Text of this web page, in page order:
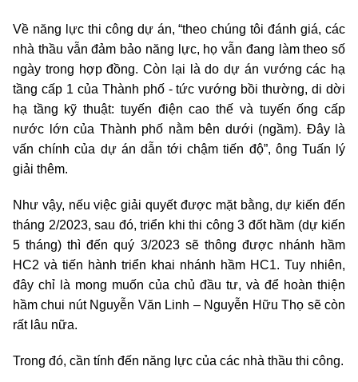
Về năng lực thi công dự án, “theo chúng tôi đánh giá, các
nhà thầu vẫn đảm bảo năng lực, họ vẫn đang làm theo số
ngày trong hợp đồng. Còn lại là do dự án vướng các hạ
tầng cấp 1 của Thành phố - tức vướng bồi thường, di dời
hạ tầng kỹ thuật: tuyến điện cao thế và tuyến ống cấp
nước lớn của Thành phố nằm bên dưới (ngầm). Đây là
vấn chính của dự án dẫn tới chậm tiến độ”, ông Tuấn lý
giải thêm.
Như vậy, nếu việc giải quyết được mặt bằng, dự kiến đến
tháng 2/2023, sau đó, triển khi thi công 3 đốt hầm (dự kiến
5 tháng) thì đến quý 3/2023 sẽ thông được nhánh hầm
HC2 và tiến hành triển khai nhánh hầm HC1. Tuy nhiên,
đây chỉ là mong muốn của chủ đầu tư, và để hoàn thiện
hầm chui nút Nguyễn Văn Linh – Nguyễn Hữu Thọ sẽ còn
rất lâu nữa.
Trong đó, cần tính đến năng lực của các nhà thầu thi công.